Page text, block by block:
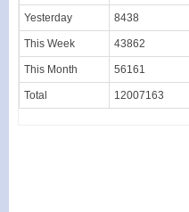
Yesterday 8438
This Week 43862
This Month 56161
Total 12007163